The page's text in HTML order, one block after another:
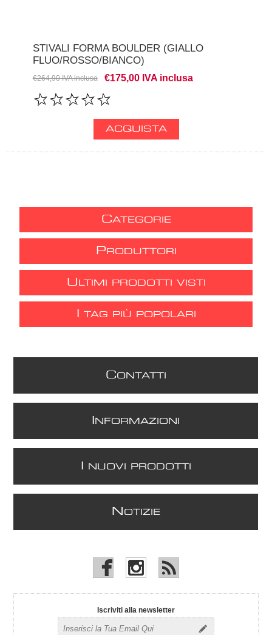
STIVALI FORMA BOULDER (GIALLO
FLUO/ROSSO/BIANCO)
€264,90 IVA inclusa €175,00 IVA inclusa
CATEGORIE
PRODUTTORI
U LTIMI PRODOTTI VISTI
TAG PIÙ POPOLARI
CONTATTI
NFORMAZIONI
NUOVI PRODOTTI
N OTIZIE
Iscriviti alla newsletter